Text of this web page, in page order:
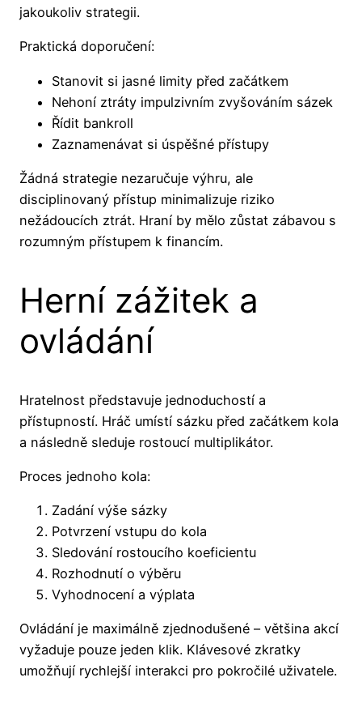
jakoukoliv strategii.
Praktická doporučení:
Stanovit si jasné limity před začátkem
Nehoní ztráty impulzivním zvyšováním sázek
Řídit bankroll
Zaznamenávat si úspěšné přístupy
Žádná strategie nezaručuje výhru, ale
disciplinovaný přístup minimalizuje riziko
nežádoucích ztrát. Hraní by mělo zůstat zábavou s
rozumným přístupem k financím.
Herní zážitek a
ovládání
Hratelnost představuje jednoduchostí a
přístupností. Hráč umístí sázku před začátkem kola
a následně sleduje rostoucí multiplikátor.
Proces jednoho kola:
Zadání výše sázky
Potvrzení vstupu do kola
Sledování rostoucího koeficientu
Rozhodnutí o výběru
Vyhodnocení a výplata
Ovládání je maximálně zjednodušené – většina akcí
vyžaduje pouze jeden klik. Klávesové zkratky
umožňují rychlejší interakci pro pokročilé uživatele.